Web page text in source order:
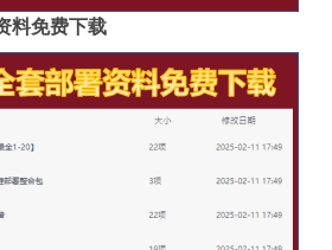
料免费下载